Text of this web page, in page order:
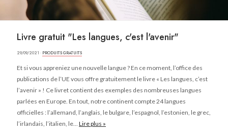
Livre gratuit "Les langues, c'est l'avenir"
29/09/2021 · PRODUITS GRATUITS
Et si vous appreniez une nouvelle langue ? En ce moment, l’office des
publications de l’UE vous offre gratuitement le livre « Les langues, c’est
l’avenir » ! Ce livret contient des exemples des nombreuses langues
parlées en Europe. En tout, notre continent compte 24 langues
officielles : l’allemand, l’anglais, le bulgare, l’espagnol, l’estonien, le grec,
l’irlandais, l’italien, le... Lire plus »